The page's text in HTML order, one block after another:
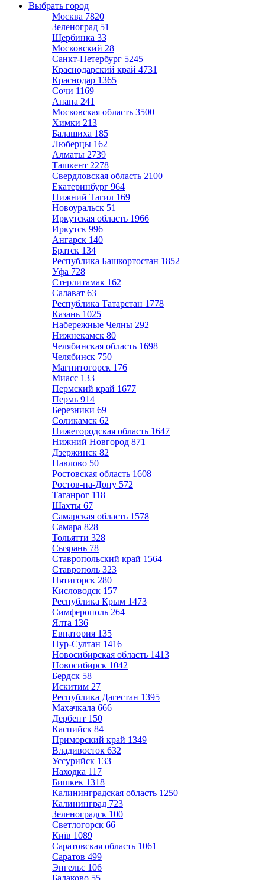
Выбрать город
Москва 7820
Зеленоград 51
Щербинка 33
Московский 28
Санкт-Петербург 5245
Краснодарский край 4731
Краснодар 1365
Сочи 1169
Анапа 241
Московская область 3500
Химки 213
Балашиха 185
Люберцы 162
Алматы 2739
Ташкент 2278
Свердловская область 2100
Екатеринбург 964
Нижний Тагил 169
Новоуральск 51
Иркутская область 1966
Иркутск 996
Ангарск 140
Братск 134
Республика Башкортостан 1852
Уфа 728
Стерлитамак 162
Салават 63
Республика Татарстан 1778
Казань 1025
Набережные Челны 292
Нижнекамск 80
Челябинская область 1698
Челябинск 750
Магнитогорск 176
Миасс 133
Пермский край 1677
Пермь 914
Березники 69
Соликамск 62
Нижегородская область 1647
Нижний Новгород 871
Дзержинск 82
Павлово 50
Ростовская область 1608
Ростов-на-Дону 572
Таганрог 118
Шахты 67
Самарская область 1578
Самара 828
Тольятти 328
Сызрань 78
Ставропольский край 1564
Ставрополь 323
Пятигорск 280
Кисловодск 157
Республика Крым 1473
Симферополь 264
Ялта 136
Евпатория 135
Нур-Султан 1416
Новосибирская область 1413
Новосибирск 1042
Бердск 58
Искитим 27
Республика Дагестан 1395
Махачкала 666
Дербент 150
Каспийск 84
Приморский край 1349
Владивосток 632
Уссурийск 133
Находка 117
Бишкек 1318
Калининградская область 1250
Калининград 723
Зеленоградск 100
Светлогорск 66
Київ 1089
Саратовская область 1061
Саратов 499
Энгельс 106
Балаково 55